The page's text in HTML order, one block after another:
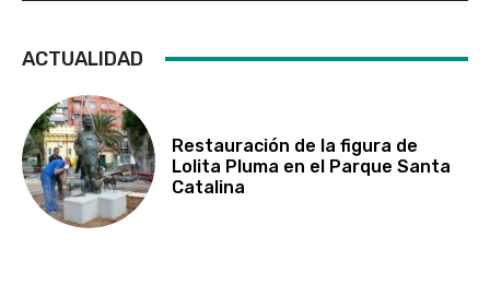
ACTUALIDAD
Restauración de la figura de
Lolita Pluma en el Parque Santa
Catalina